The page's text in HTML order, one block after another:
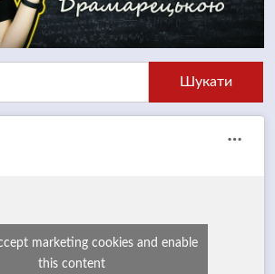
marketing cookies and enable
this content